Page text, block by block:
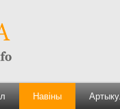
Навіны